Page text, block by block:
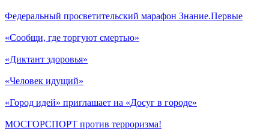
Федеральный просветительский марафон Знание.Первые
«Сообщи, где торгуют смертью»
«Диктант здоровья»
«Человек идущий»
«Город идей» приглашает на «Досуг в городе»
МОСГОРСПОРТ против терроризма!